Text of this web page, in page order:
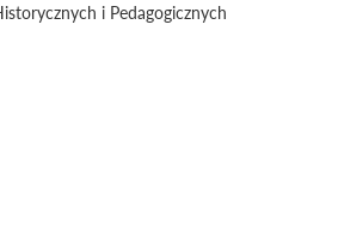
i Pedagogicznych